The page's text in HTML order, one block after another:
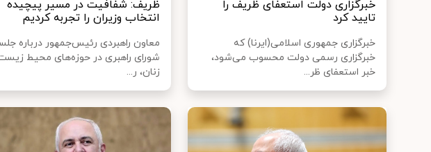
خبرگزاری دولت استعفای ظریف را
تایید کرد
خبرگزاری جمهوری اسلامی(ایرنا) که
خبرگزاری رسمی دولت محسوب می‌شود،
خبر استعفای ظر...
ظریف: شفافیت در مسیر پیچیده
انتخاب وزیران را تجربه کردیم
معاون راهبردی رئیس‌جمهور درباره
شورای راهبری در حوزه‌های محیط
زنان، ر...